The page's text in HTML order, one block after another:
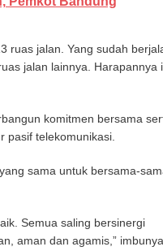
ruas jalan. Yang sudah
jalan lainnya. Harapannya
komitmen bersama
pasif telekomunikasi.
sama untuk bersama-
Semua saling bersinergi
aman dan agamis,”